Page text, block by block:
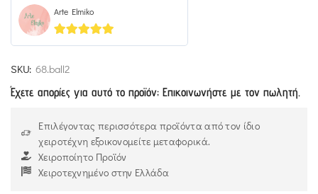
Arte Elmiko
5out of 5
SKU: 68.ball2
Έχετε απορίες για αυτό το προϊόν; Επικοινωνήστε με τον πωλητή.
Επιλέγοντας περισσότερα προϊόντα από τον ίδιο
χειροτέχνη εξοικονομείτε μεταφορικά.
Χειροποίητο Προϊόν
Χειροτεχνημένο στην Ελλάδα